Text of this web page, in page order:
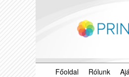
Főoldal Rólunk